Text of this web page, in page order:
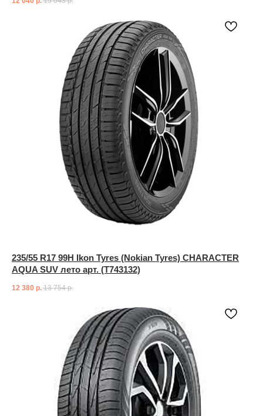
235/55 R17 99H Ikon Tyres (Nokian Tyres) CHARACTER
AQUA SUV лето арт. (T743132)
12 380 р. 13 754 р.